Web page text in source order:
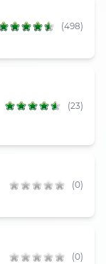
(498)
(23)
(0)
(0)